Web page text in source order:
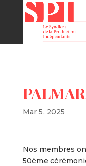
Mar 5, 2025
Nos membres
50ème